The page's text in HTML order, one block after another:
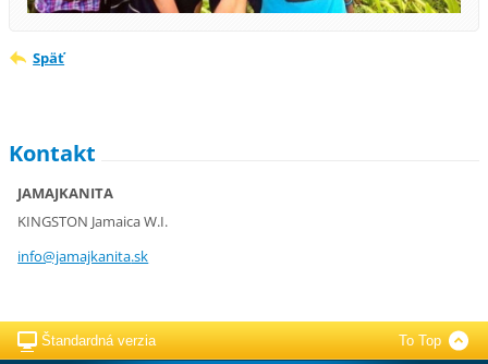
Späť
Kontakt
JAMAJKANITA
KINGSTON Jamaica W.I.
info@jamajkanita.sk
Štandardná verzia To Top